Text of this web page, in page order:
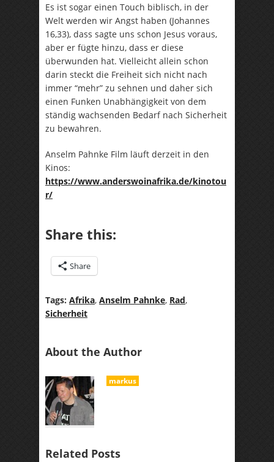
Es ist sogar einen Touch biblisch, in der
Welt werden wir Angst haben (Johannes
16,33), dass sagte uns schon Jesus voraus,
aber er fügte hinzu, dass er diese
überwunden hat. Vielleicht allein schon
darin steckt die Freiheit sich nicht nach
immer “mehr” zu sehnen und daher sich
einen Funken Unabhängigkeit von dem
ständig wachsenden Bedarf nach Sicherheit
zu bewahren.
Anselm Pahnke Film läuft derzeit in den
Kinos:
https://www.anderswoinafrika.de/kinotou
r/
Share this:
Share
Tags: Afrika, Anselm Pahnke, Rad,
Sicherheit
About the Author
markus
Related Posts